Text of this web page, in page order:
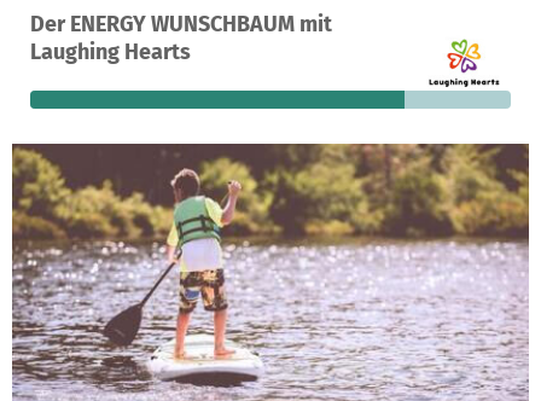
Der ENERGY WUNSCHBAUM mit
Laughing Hearts
A project in Berlin, Germany
13
donations
€2,123
still needed